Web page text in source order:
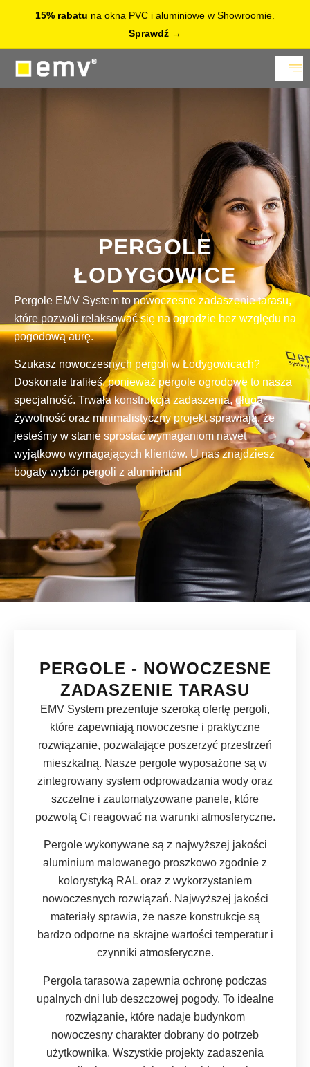
15% rabatu na okna PVC i aluminiowe w Showroomie.
Sprawdź
PERGOLE
ŁODYGOWICE
Pergole EMV System to nowoczesne zadaszenie tarasu,
które pozwoli relaksować się na ogrodzie bez względu na
pogodową aurę.
Szukasz nowoczesnych pergoli w Łodygowicach?
Doskonale trafiłeś, ponieważ pergole ogrodowe to nasza
specjalność. Trwała konstrukcja zadaszenia, długa
żywotność oraz minimalistyczny projekt sprawiają, że
jesteśmy w stanie sprostać wymaganiom nawet
wyjątkowo wymagających klientów. U nas znajdziesz
bogaty wybór pergoli z aluminium!
PERGOLE - NOWOCZESNE
ZADASZENIE TARASU
EMV System prezentuje szeroką ofertę pergoli,
które zapewniają nowoczesne i praktyczne
rozwiązanie, pozwalające poszerzyć przestrzeń
mieszkalną. Nasze pergole wyposażone są w
zintegrowany system odprowadzania wody oraz
szczelne i zautomatyzowane panele, które
pozwolą Ci reagować na warunki atmosferyczne.
Pergole wykonywane są z najwyższej jakości
aluminium malowanego proszkowo zgodnie z
kolorystyką RAL oraz z wykorzystaniem
nowoczesnych rozwiązań. Najwyższej jakości
materiały sprawia, że nasze konstrukcje są
bardzo odporne na skrajne wartości temperatur i
czynniki atmosferyczne.
Pergola tarasowa zapewnia ochronę podczas
upalnych dni lub deszczowej pogody. To idealne
rozwiązanie, które nadaje budynkom
nowoczesny charakter dobrany do potrzeb
użytkownika. Wszystkie projekty zadaszenia